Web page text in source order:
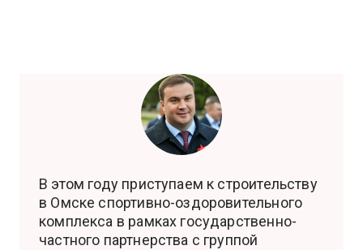
В этом году приступаем к строительству
в Омске спортивно-оздоровительного
комплекса в рамках государственно-
частного партнерства с группой